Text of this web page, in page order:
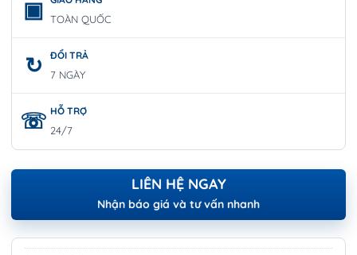
TOÀN QUỐC
ĐỔI TRẢ
7 NGÀY
HỖ TRỢ
24/7
LIÊN HỆ NGAY
Nhận báo giá và tư vấn nhanh